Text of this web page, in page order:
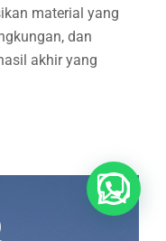
material yang
dan
akhir yang